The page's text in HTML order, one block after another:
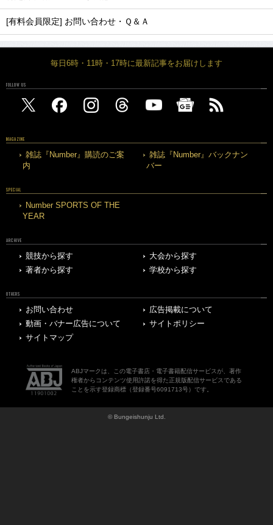
[有料会員限定] お問い合わせ・Ｑ＆Ａ
毎日6時・11時・17時に最新記事をお届けします
FOLLOW US
MAGAZINE
雑誌『Number』購読のご案
内
雑誌『Number』バックナン
バー
SPECIAL
Number SPORTS OF THE
YEAR
ARCHIVE
競技から探す
大会から探す
著者から探す
学校から探す
OTHERS
お問い合わせ
広告掲載について
動画・バナー広告について
サイトポリシー
サイトマップ
ABJマークは、この電子書店・電子書籍配信サービスが、著作
権者からコンテンツ使用許諾を得た正規版配信サービスである
ことを示す登録商標（登録番号6091713号）です。
© Bungeishunju Ltd.